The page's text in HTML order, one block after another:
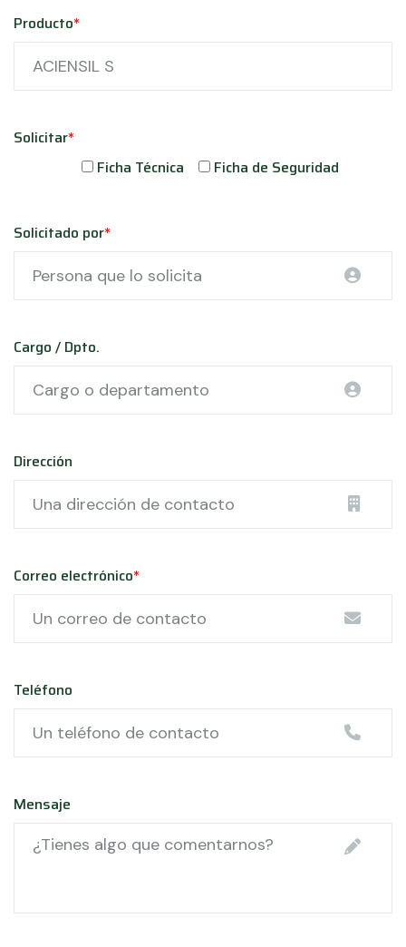
Producto*
Solicitar*
Ficha Técnica
Ficha de Seguridad
Solicitado por*
Cargo / Dpto.
Dirección
Correo electrónico*
Teléfono
Mensaje